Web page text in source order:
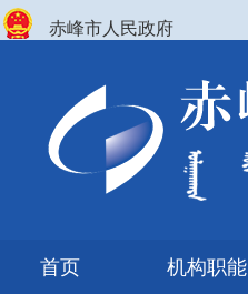
赤峰市人民政府
首页 机构职能